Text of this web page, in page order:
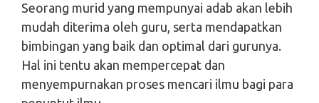
Seorang murid yang mempunyai adab akan lebih
mudah diterima oleh guru, serta mendapatkan
bimbingan yang baik dan optimal dari gurunya.
Hal ini tentu akan mempercepat dan
menyempurnakan proses mencari ilmu bagi para